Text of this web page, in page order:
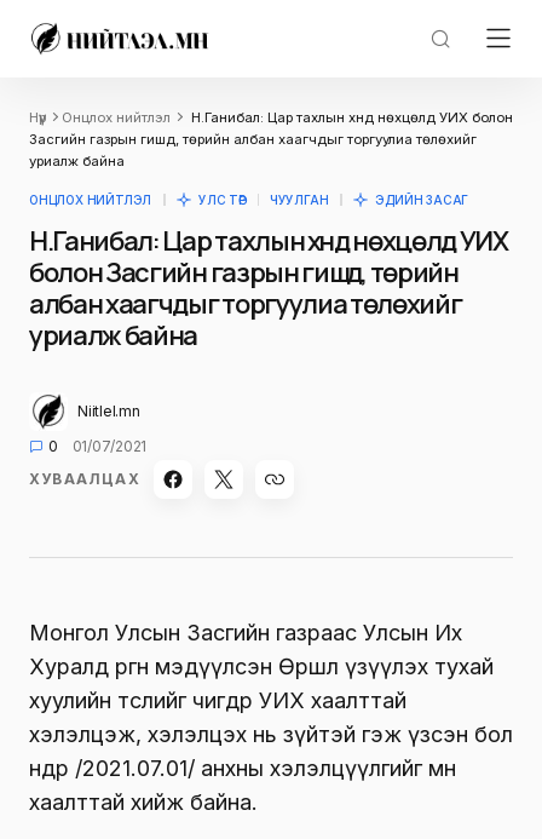
Нүүр Онцлох нийтлэл
Н.Ганибал: Цар тахлын хүнд нөхцөлд УИХ болон
Засгийн газрын гишүүд, төрийн албан хаагчдыг торгуулиа төлөхийг
уриалж байна
ОНЦЛОХ НИЙТЛЭЛ УЛС ТӨР ЧУУЛГАН ЭДИЙН ЗАСАГ
Н.Ганибал: Цар тахлын хүнд нөхцөлд УИХ
болон Засгийн газрын гишүүд, төрийн
албан хаагчдыг торгуулиа төлөхийг
уриалж байна
Niitlel.mn
0
01/07/2021
ХУВААЛЦАХ
Монгол Улсын Засгийн газраас Улсын Их
Хуралд өргөн мэдүүлсэн Өршөөл үзүүлэх тухай
хуулийн төслийг өчигдөр УИХ хаалттай
хэлэлцэж, хэлэлцэх нь зүйтэй гэж үзсэн бол
өнөөдөр /2021.07.01/ анхны хэлэлцүүлгийг мөн
хаалттай хийж байна.